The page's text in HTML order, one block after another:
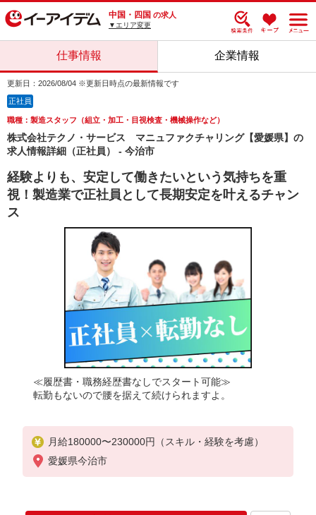
中国・四国 の求人
▼エリア変更
仕事情報 企業情報
更新日：2026/08/04 ※更新日時点の最新情報です
正社員
職種：製造スタッフ（組立・加工・目視検査・機械操作など）
株式会社テクノ・サービス マニュファクチャリング【愛媛県】の
求人情報詳細（正社員） - 今治市
経験よりも、安定して働きたいという気持ちを重
視！製造業で正社員として長期安定を叶えるチャン
ス
≪履歴書・職務経歴書なしでスタート可能≫
転勤もないので腰を据えて続けられますよ。
月給180000〜230000円（スキル・経験を考慮）
愛媛県今治市